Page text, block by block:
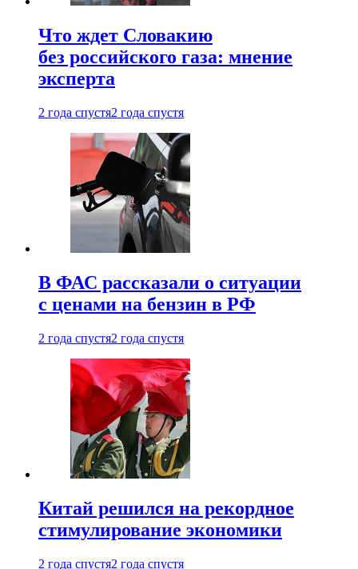
Что ждет Словакию
без российского газа: мнение
эксперта
2 года спустя2 года спустя
В ФАС рассказали о ситуации
с ценами на бензин в РФ
2 года спустя2 года спустя
Китай решился на рекордное
стимулирование экономики
2 года спустя2 года спустя